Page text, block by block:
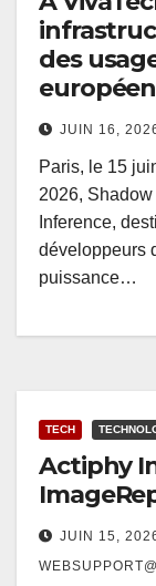
des
JUIN 16,
Paris, le 15
2026,
Inference,
développeurs
puissance…
TECH
Actiphy
JUIN 15,